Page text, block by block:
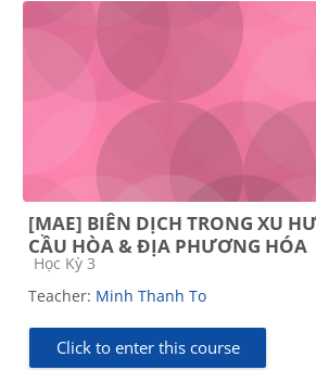
[MAE] BIÊN DỊCH TRONG XU
CẦU HÒA & ĐỊA PHƯƠNG HÓA
Course category
Học Kỳ 3
Teacher: Minh Thanh To
Click to enter this course